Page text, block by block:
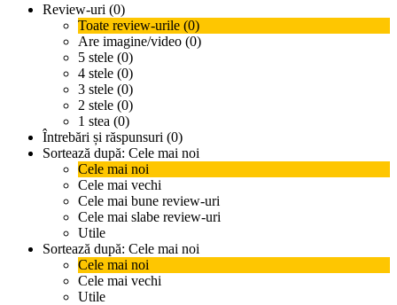
Review-uri (0)
Toate review-urile (0)
Are imagine/video (0)
5 stele (0)
4 stele (0)
3 stele (0)
2 stele (0)
1 stea (0)
Întrebări și răspunsuri (0)
Sortează după: Cele mai noi
Cele mai noi
Cele mai vechi
Cele mai bune review-uri
Cele mai slabe review-uri
Utile
Sortează după: Cele mai noi
Cele mai noi
Cele mai vechi
Utile